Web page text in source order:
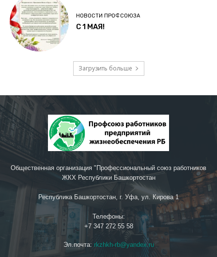
НОВОСТИ ПРОФСОЮЗА
C 1 МАЯ!
Загрузить больше
Общественная организация "Профессиональный союз работников
ЖКХ Республики Башкортостан
Республика Башкортостан, г. Уфа, ул. Кирова 1
Телефоны:
+7 347 272 55 58
Эл.почта: rkzhkh-rb@yandex.ru